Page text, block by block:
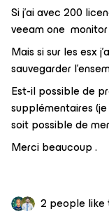
Si j’ai avec 200
veeam one
Mais si sur les esx
sauvegarder
Est-il possible de
supplémentaires
soit possible de
Merci beaucoup .
2 people like